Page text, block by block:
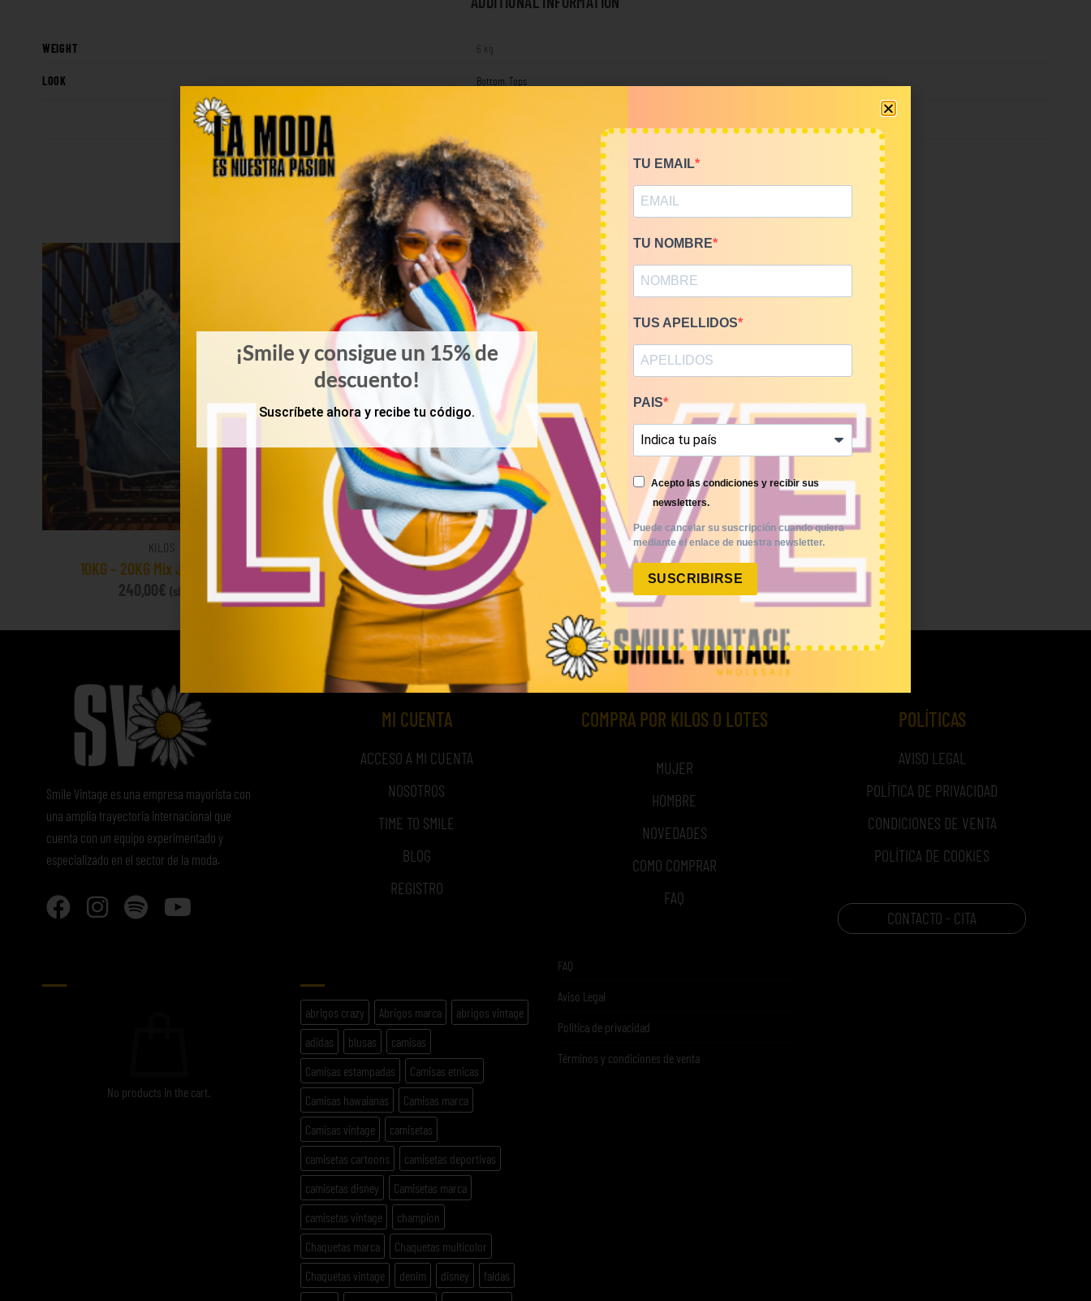
WEIGHT 6 kg
LOOK Bottom Tops
RELATED PRODUCTS
KILOS
10KG – 20KG Mix Jeans Levis
240,00€ (sin IVA)
POLOS
Mix de polos vintage de marca por kilos
80,00€–320,00€ (sin IVA)
KILOS
Mix casual de marca 12€/kg
60,00
Smile Vintage es una empresa mayorista con
una amplia trayectoria internacional que
cuenta con un equipo experimentado y
especializado en el sector de la moda.
MI CUENTA
ACCESO A MI CUENTA
NOSOTROS
TIME TO SMILE
BLOG
REGISTRO
COMPRA POR KILOS O LOTES
MUJER
HOMBRE
NOVEDADES
COMO COMPRAR
FAQ
POLÍTICAS
AVISO LEGAL
POLÍTICA DE PRIVACIDAD
CONDICIONES DE VENTA
POLÍTICA DE COOKIES
CONTACTO - CITA
No products in the cart.
abrigos crazy Abrigos marca
abrigos vintage
adidas
blusas
camisas
Camisas estampadas
Camisas etnicas
Camisas hawaianas
Camisas marca
Camisas vintage
camisetas
camisetas cartoons
camisetas deportivas
camisetas disney
Camisetas marca
camisetas vintage
champion
Chaquetas marca
Chaquetas multicolor
Chaquetas vintage
denim disney
faldas
FAQ
Aviso Legal
Politica de privacidad
Términos y condiciones de venta
¡Smile y consigue un 15% de
descuento!
Suscríbete ahora y recibe tu código.
TU EMAIL
TU NOMBRE
TUS APELLIDOS
PAIS
Acepto las condiciones y recibir sus
newsletters.
Puede cancelar su suscripción cuando quiera
mediante el enlace de nuestra newsletter.
SUSCRIBIRSE